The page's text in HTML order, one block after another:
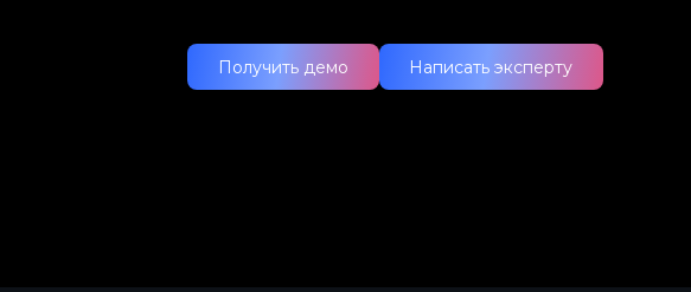
Получить демо Написать эксперту